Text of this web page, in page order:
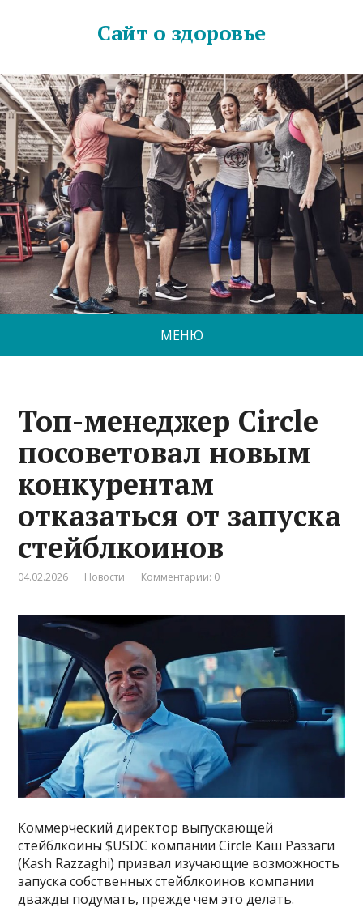
Сайт о здоровье
МЕНЮ
Топ-менеджер Circle
посоветовал новым
конкурентам
отказаться от запуска
стейблкоинов
04.02.2026 Новости Комментарии: 0
Коммерческий директор выпускающей
стейблкоины $USDC компании Circle Каш Раззаги
(Kash Razzaghi) призвал изучающие возможность
запуска собственных стейблкоинов компании
дважды подумать, прежде чем это делать.